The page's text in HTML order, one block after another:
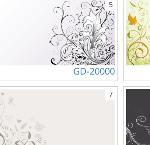
GD-20000
5
7